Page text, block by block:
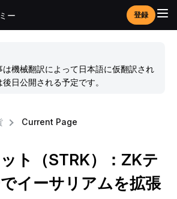
ー 登録
機械翻訳によって日本語に仮翻訳され
日公開される予定です。
Current Page
ト（STRK）：ZKテ
イーサリアムを拡張